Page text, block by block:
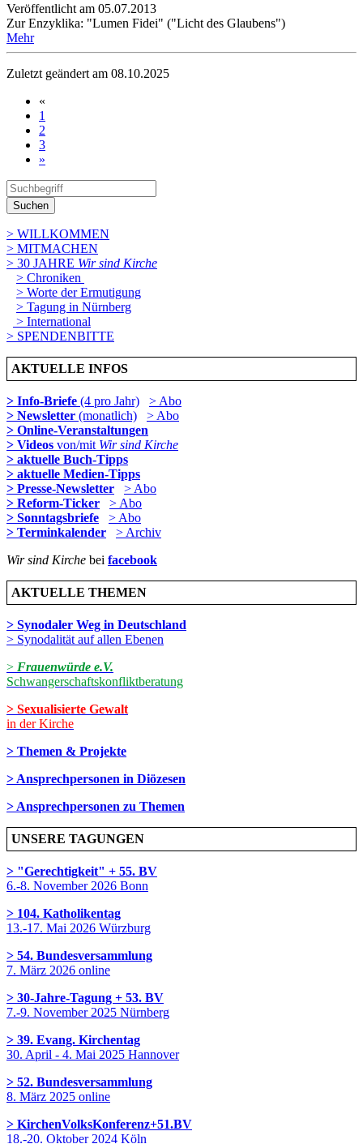
Veröffentlicht am 05­.07.2013
Zur Enzyklika: "Lumen Fidei" ("Licht des Glaubens")
Mehr
Zuletzt geändert am 08­.10.2025
«
1
2
3
»
Suchen
> WILLKOMMEN
> MITMACHEN
> 30 JAHRE Wir sind Kirche
> Chroniken
> Worte der Ermutigung
> Tagung in Nürnberg
> International
> SPENDENBITTE
AKTUELLE INFOS
> Info-Briefe (4 pro Jahr)
> Abo
> Newsletter (monatlich)
> Abo
> Online-Veranstaltungen
> Videos von/mit Wir sind Kirche
> aktuelle Buch-Tipps
> aktuelle Medien-Tipps
> Presse-Newsletter
> Abo
> Reform-Ticker
> Abo
> Sonntagsbriefe
> Abo
> Terminkalender
> Archiv
Wir sind Kirche bei facebook
AKTUELLE THEMEN
> Synodaler Weg in Deutschland
> Synodalität auf allen Ebenen
> Frauenwürde e.V.
Schwangerschaftskonfliktberatung
> Sexualisierte Gewalt
in der Kirche
> Themen & Projekte
> Ansprechpersonen in Diözesen
> Ansprechpersonen zu Themen
UNSERE TAGUNGEN
> "Gerechtigkeit" + 55. BV
6.-8. November 2026 Bonn
> 104. Katholikentag
13.-17. Mai 2026 Würzburg
> 54. Bundesversammlung
7. März 2026 online
> 30-Jahre-Tagung + 53. BV
7.-9. November 2025 Nürnberg
> 39. Evang. Kirchentag
30. April - 4. Mai 2025 Hannover
> 52. Bundesversammlung
8. März 2025 online
> KirchenVolksKonferenz+51.BV
18.-20. Oktober 2024 Köln